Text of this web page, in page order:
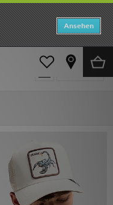
Ansehen
verfeinern